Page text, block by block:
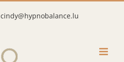
cindy@hypnobalance.lu